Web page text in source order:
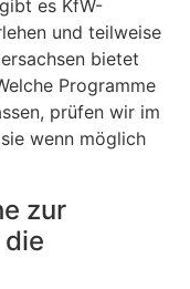
es KfW-
und teilweise
bietet
Programme
prüfen wir im
wenn möglich
zur